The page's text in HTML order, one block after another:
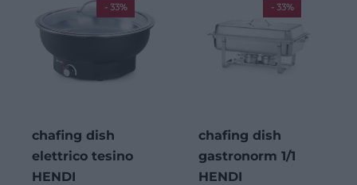
chafing dish
elettrico tesino
HENDI
- 33%
chafing dish
gastronorm 1/1
HENDI
- 33%